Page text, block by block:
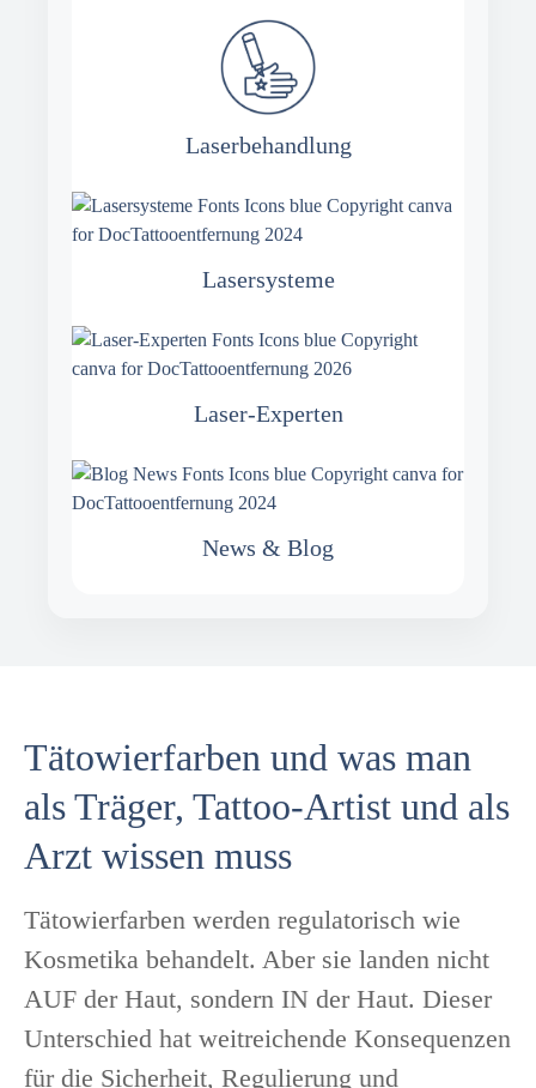
Laserbehandlung
Lasersysteme
Laser-Experten
News & Blog
Tätowierfarben und was man
als Träger, Tattoo-Artist und als
Arzt wissen muss
Tätowierfarben werden regulatorisch wie
Kosmetika behandelt. Aber sie landen nicht
AUF der Haut, sondern IN der Haut. Dieser
Unterschied hat weitreichende Konsequenzen
für die Sicherheit, Regulierung und